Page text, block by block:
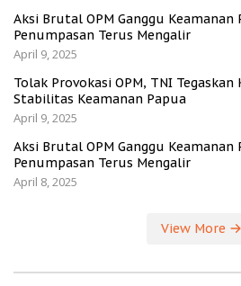
Aksi Brutal OPM Ganggu
Penumpasan Terus Mengalir
April 9, 2025
Tolak Provokasi OPM, TNI Tegaskan
Stabilitas Keamanan Papua
April 9, 2025
Aksi Brutal OPM Ganggu
Penumpasan Terus Mengalir
April 8, 2025
View More